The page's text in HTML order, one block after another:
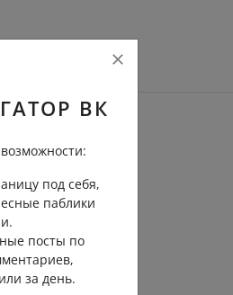
ВК
под себя,
паблики
посты по
за день.